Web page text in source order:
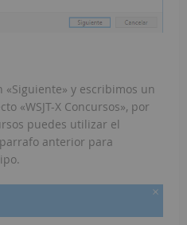
«Siguiente» y escribimos un
«WSJT-X Concursos», por
puedes utilizar el
anterior para